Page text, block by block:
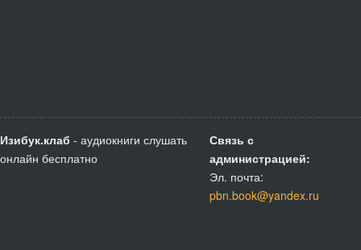
Изибук.клаб - аудиокниги слушать
онлайн бесплатно
Связь с
администрацией:
Эл. почта:
pbn.book@yandex.ru